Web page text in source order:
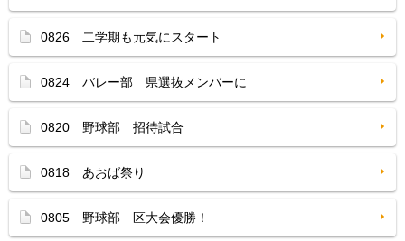
0826 二学期も元気にスタート
0824 バレー部 県選抜メンバーに
0820 野球部 招待試合
0818 あおば祭り
0805 野球部 区大会優勝！